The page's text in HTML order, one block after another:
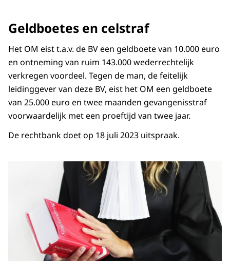
Geldboetes en celstraf
Het OM eist t.a.v. de BV een geldboete van 10.000 euro
en ontneming van ruim 143.000 wederrechtelijk
verkregen voordeel. Tegen de man, de feitelijk
leidinggever van deze BV, eist het OM een geldboete
van 25.000 euro en twee maanden gevangenisstraf
voorwaardelijk met een proeftijd van twee jaar.
De rechtbank doet op 18 juli 2023 uitspraak.